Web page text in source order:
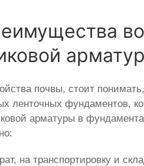
почвы, стоит
ленточных фундаментов,
арматуры в
на транспортировку и